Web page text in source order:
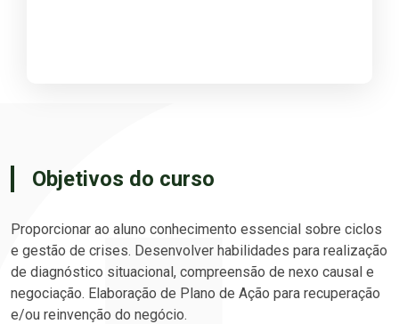
Objetivos do curso
Proporcionar ao aluno conhecimento essencial sobre ciclos
e gestão de crises. Desenvolver habilidades para realização
de diagnóstico situacional, compreensão de nexo causal e
negociação. Elaboração de Plano de Ação para recuperação
e/ou reinvenção do negócio.